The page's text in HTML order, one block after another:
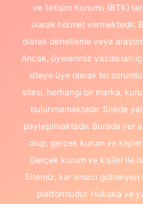
ve İletişim Kurumu (BTK)
olarak hizmet vermektedir.
olarak denetleme veya
Ancak, üyelerimiz yazdıkları
siteye üye olarak bu
sitesi, herhangi bir marka,
bulunmamaktadır. Sitede
paylaşılmaktadır. Burada yer
olup, gerçek kurum ve kişiler
Gerçek kurum ve kişiler ile
Sitemiz, kar amacı
platformudur. Hukuka ve